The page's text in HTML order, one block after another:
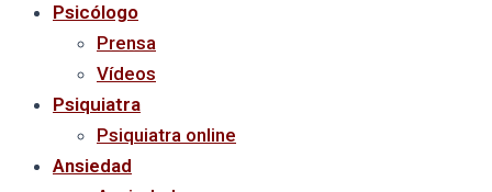
Psicólogo
Prensa
Vídeos
Psiquiatra
Psiquiatra online
Ansiedad